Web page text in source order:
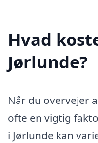
Hvad
Jørlunde?
Når du overvejer
ofte en vigtig
i Jørlunde kan